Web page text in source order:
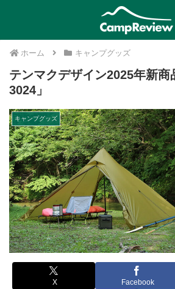
ホーム キャンプグッズ
テンマクデザイン2025年新商
3024」
キャンプグッズ
X Facebook